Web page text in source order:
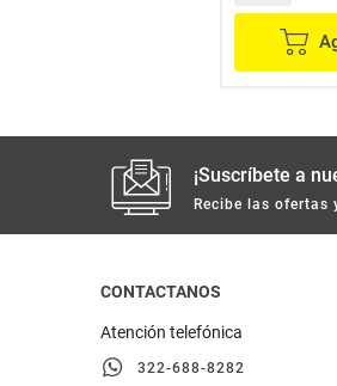
¡Suscríbete a
Recibe las ofertas
CONTACTANOS
Atención telefónica
322-688-8282